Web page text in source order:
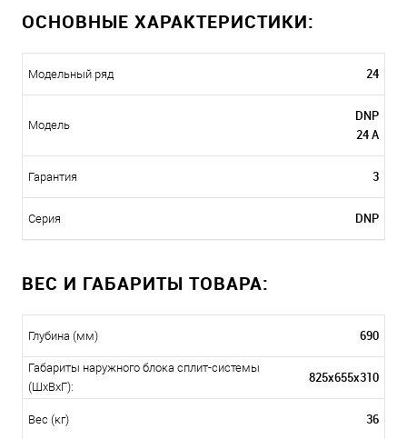
ОСНОВНЫЕ ХАРАКТЕРИСТИКИ:
Модельный ряд 24
Модель
DNP
24 А
Гарантия 3
Серия DNP
ВЕС И ГАБАРИТЫ ТОВАРА:
Глубина (мм) 690
Габариты наружного блока сплит-системы
(ШxВxГ):
825x655x310
Вес (кг) 36